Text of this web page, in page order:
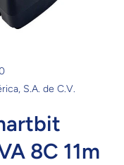
S.A. de C.V.
8C 11m